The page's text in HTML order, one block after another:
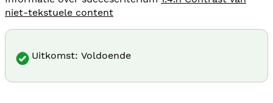
niet-tekstuele content
Uitkomst: Voldoende